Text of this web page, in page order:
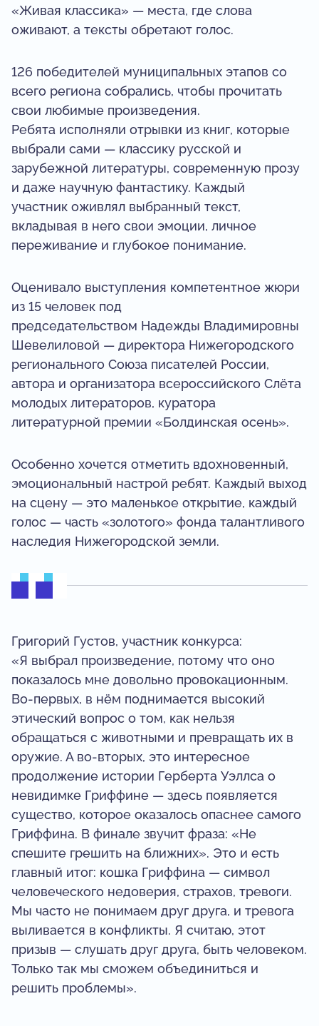
«Живая классика» — места, где слова
оживают, а тексты обретают голос.
126 победителей муниципальных этапов со
всего региона собрались, чтобы прочитать
свои любимые произведения.
Ребята исполняли отрывки из книг, которые
выбрали сами — классику русской и
зарубежной литературы, современную прозу
и даже научную фантастику. Каждый
участник оживлял выбранный текст,
вкладывая в него свои эмоции, личное
переживание и глубокое понимание.
Оценивало выступления компетентное жюри
из 15 человек под
председательством Надежды Владимировны
Шевелиловой — директора Нижегородского
регионального Союза писателей России,
автора и организатора всероссийского Слёта
молодых литераторов, куратора
литературной премии «Болдинская осень».
Особенно хочется отметить вдохновенный,
эмоциональный настрой ребят. Каждый выход
на сцену — это маленькое открытие, каждый
голос — часть «золотого» фонда талантливого
наследия Нижегородской земли.
Григорий Густов, участник конкурса:
«Я выбрал произведение, потому что оно
показалось мне довольно провокационным.
Во-первых, в нём поднимается высокий
этический вопрос о том, как нельзя
обращаться с животными и превращать их в
оружие. А во-вторых, это интересное
продолжение истории Герберта Уэллса о
невидимке Гриффине — здесь появляется
существо, которое оказалось опаснее самого
Гриффина. В финале звучит фраза: «Не
спешите грешить на ближних». Это и есть
главный итог: кошка Гриффина — символ
человеческого недоверия, страхов, тревоги.
Мы часто не понимаем друг друга, и тревога
выливается в конфликты. Я считаю, этот
призыв — слушать друг друга, быть человеком.
Только так мы сможем объединиться и
решить проблемы».